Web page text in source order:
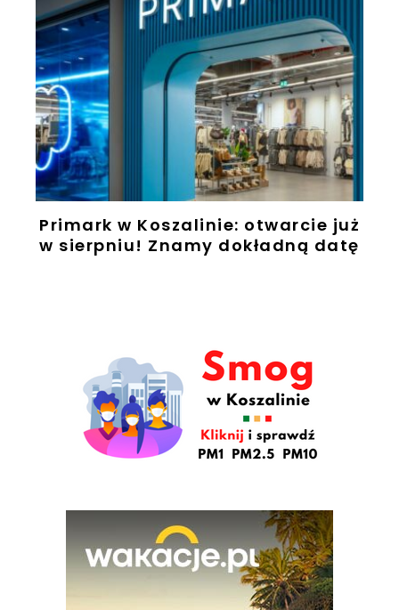
Primark w Koszalinie: otwarcie już
w sierpniu! Znamy dokładną datę